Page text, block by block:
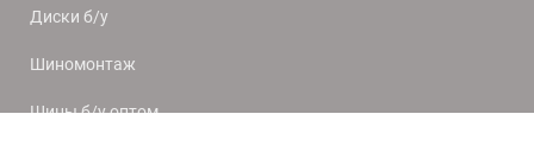
Диски б/у
Шиномонтаж
Шины б/у оптом